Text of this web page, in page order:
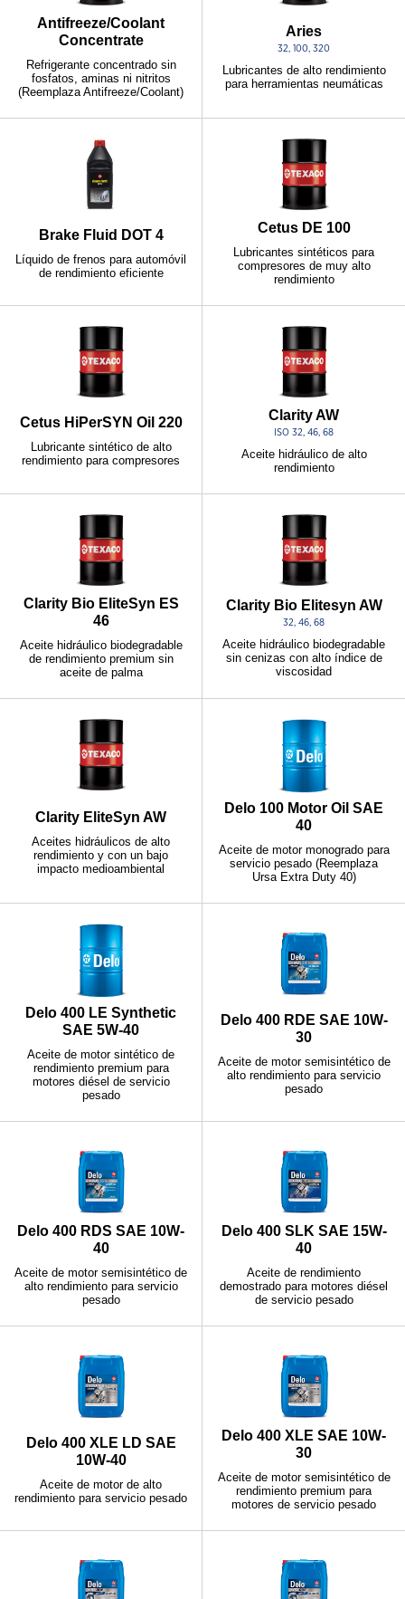
Antifreeze/Coolant
Concentrate
Refrigerante concentrado sin
fosfatos, aminas ni nitritos
(Reemplaza Antifreeze/Coolant)
Aries
32, 100, 320
Lubricantes de alto rendimiento
para herramientas neumáticas
Brake Fluid DOT 4
Líquido de frenos para automóvil
de rendimiento eficiente
Cetus DE 100
Lubricantes sintéticos para
compresores de muy alto
rendimiento
Cetus HiPerSYN Oil 220
Lubricante sintético de alto
rendimiento para compresores
Clarity AW
ISO 32, 46, 68
Aceite hidráulico de alto
rendimiento
Clarity Bio EliteSyn ES
46
Aceite hidráulico biodegradable
de rendimiento premium sin
aceite de palma
Clarity Bio Elitesyn AW
32, 46, 68
Aceite hidráulico biodegradable
sin cenizas con alto índice de
viscosidad
Clarity EliteSyn AW
Aceites hidráulicos de alto
rendimiento y con un bajo
impacto medioambiental
Delo 100 Motor Oil SAE
40
Aceite de motor monogrado para
servicio pesado (Reemplaza
Ursa Extra Duty 40)
Delo 400 LE Synthetic
SAE 5W-40
Aceite de motor sintético de
rendimiento premium para
motores diésel de servicio
pesado
Delo 400 RDE SAE 10W-
30
Aceite de motor semisintético de
alto rendimiento para servicio
pesado
Delo 400 RDS SAE 10W-
40
Aceite de motor semisintético de
alto rendimiento para servicio
pesado
Delo 400 SLK SAE 15W-
40
Aceite de rendimiento
demostrado para motores diésel
de servicio pesado
Delo 400 XLE LD SAE
10W-40
Aceite de motor de alto
rendimiento para servicio pesado
Delo 400 XLE SAE 10W-
30
Aceite de motor semisintético de
rendimiento premium para
motores de servicio pesado